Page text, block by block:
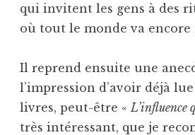
qui invitent les gens à des
où tout le monde va encore
Il reprend ensuite une
l’impression d’avoir déjà
livres, peut-être « L’influence
très intéressant, que je